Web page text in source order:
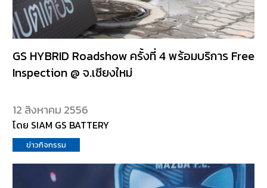
GS HYBRID Roadshow ครั้งที่ 4 พร้อมบริการ Free
Inspection @ จ.เชียงใหม่
12 สิงหาคม 2556
โดย SIAM GS BATTERY
ข่าวกิจกรรม